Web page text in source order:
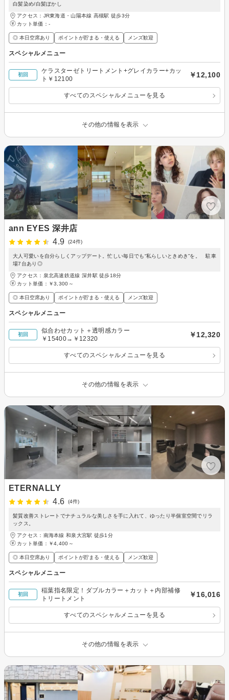
白髪染め/白髪ぼかし
アクセス：JR東海道・山陽本線 高槻駅 徒歩3分
カット単価： -
◎ 本日空席あり ポイントが貯まる・使える メンズ歓迎
スペシャルメニュー
初回
ケラスターゼトリートメント+グレイカラー+カッ
ト￥12100
￥12,100
すべてのスペシャルメニューを見る
その他の情報を表示
ann EYES 深井店
4.9
(24件)
大人可愛いを自分らしくアップデート。忙しい毎日でも“私らしいときめき”を。 駐車
場7台あり◎
アクセス：泉北高速鉄道線 深井駅 徒歩18分
カット単価： ￥3,300～
◎ 本日空席あり ポイントが貯まる・使える メンズ歓迎
スペシャルメニュー
初回
似合わせカット＋透明感カラー
￥15400→￥12320
￥12,320
すべてのスペシャルメニューを見る
その他の情報を表示
ETERNALLY
4.6
(4件)
髪質改善ストレートでナチュラルな美しさを手に入れて、ゆったり半個室空間でリラ
ックス。
アクセス：南海本線 和泉大宮駅 徒歩1分
カット単価： ￥4,400～
◎ 本日空席あり ポイントが貯まる・使える メンズ歓迎
スペシャルメニュー
初回
稲葉指名限定！ダブルカラー＋カット＋内部補修
トリートメント
￥16,016
すべてのスペシャルメニューを見る
その他の情報を表示